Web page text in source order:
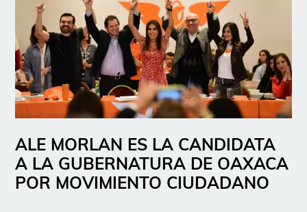
ALE MORLAN ES LA CANDIDATA
A LA GUBERNATURA DE OAXACA
POR MOVIMIENTO CIUDADANO